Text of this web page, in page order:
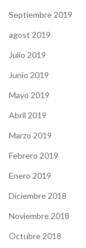
Septiembre 2019
agost 2019
Julio 2019
Junio 2019
Mayo 2019
Abril 2019
Marzo 2019
Febrero 2019
Enero 2019
Diciembre 2018
Noviembre 2018
Octubre 2018